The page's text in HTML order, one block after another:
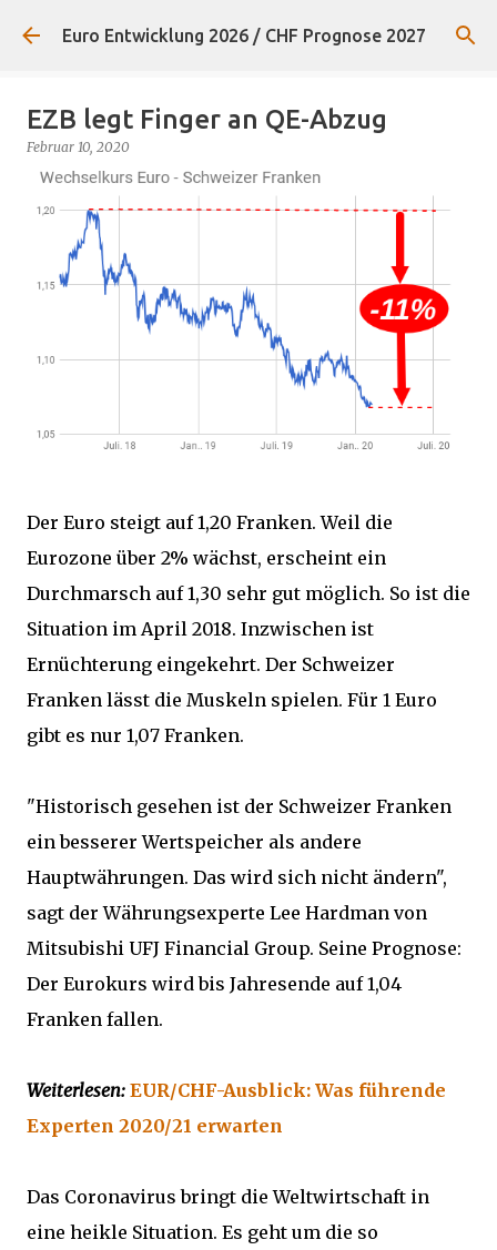
Direkt zum Hauptbereich
Euro Entwicklung 2026 / CHF Prognose 2027
EZB legt Finger an QE-Abzug
Februar 10, 2020
Der Euro steigt auf 1,20 Franken. Weil die
Eurozone über 2% wächst, erscheint ein
Durchmarsch auf 1,30 sehr gut möglich. So ist die
Situation im April 2018. Inzwischen ist
Ernüchterung eingekehrt. Der Schweizer
Franken lässt die Muskeln spielen. Für 1 Euro
gibt es nur 1,07 Franken.
"Historisch gesehen ist der Schweizer Franken
ein besserer Wertspeicher als andere
Hauptwährungen. Das wird sich nicht ändern",
sagt der Währungsexperte Lee Hardman von
Mitsubishi UFJ Financial Group. Seine Prognose:
Der Eurokurs wird bis Jahresende auf 1,04
Franken fallen.
Weiterlesen: EUR/CHF-Ausblick: Was führende
Experten 2020/21 erwarten
Das Coronavirus bringt die Weltwirtschaft in
eine heikle Situation. Es geht um die so